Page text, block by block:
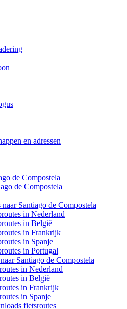
en adressen
de Compostela
de Compostela
Santiago de Compostela
in Nederland
in België
in Frankrijk
in Spanje
in Portugal
Santiago de Compostela
in Nederland
in België
in Frankrijk
in Spanje
fietsroutes